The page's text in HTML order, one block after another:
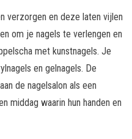
verzorgen en deze laten vijlen
om je nagels te verlengen en
met kunstnagels. Je
en gelnagels. De
de nagelsalon als een
middag waarin hun handen en